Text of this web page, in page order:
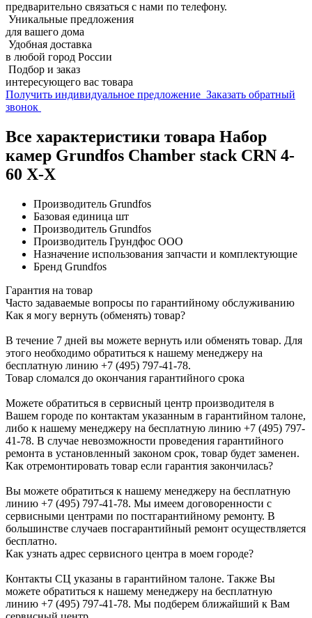
предварительно связаться с нами по телефону.
Уникальные предложения
для вашего дома
Удобная доставка
в любой город России
Подбор и заказ
интересующего вас товара
Получить индивидуальное предложение Заказать обратный
звонок
Все характеристики товара Набор
камер Grundfos Chamber stack CRN 4-
60 X-X
Производитель Grundfos
Базовая единица шт
Производитель Grundfos
Производитель Грундфос ООО
Назначение использования запчасти и комплектующие
Бренд Grundfos
Гарантия на товар
Часто задаваемые вопросы по гарантийному обслуживанию
Как я могу вернуть (обменять) товар?
В течение 7 дней вы можете вернуть или обменять товар. Для
этого необходимо обратиться к нашему менеджеру на
бесплатную линию +7 (495) 797-41-78.
Товар сломался до окончания гарантийного срока
Можете обратиться в сервисный центр производителя в
Вашем городе по контактам указанным в гарантийном талоне,
либо к нашему менеджеру на бесплатную линию +7 (495) 797-
41-78. В случае невозможности проведения гарантийного
ремонта в установленный законом срок, товар будет заменен.
Как отремонтировать товар если гарантия закончилась?
Вы можете обратиться к нашему менеджеру на бесплатную
линию +7 (495) 797-41-78. Мы имеем договоренности с
сервисными центрами по постгарантийному ремонту. В
большинстве случаев посгарантийный ремонт осуществляется
бесплатно.
Как узнать адрес сервисного центра в моем городе?
Контакты СЦ указаны в гарантийном талоне. Также Вы
можете обратиться к нашему менеджеру на бесплатную
линию +7 (495) 797-41-78. Мы подберем ближайший к Вам